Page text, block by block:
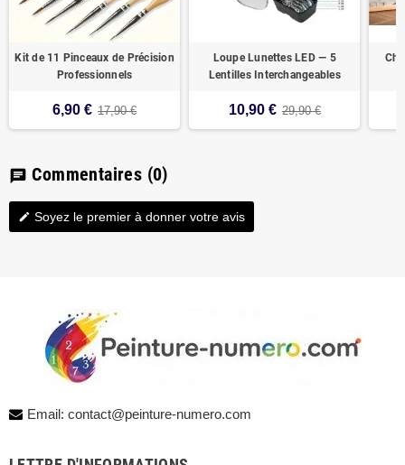
Kit de 11 Pinceaux de Précision
Professionnels
6,90 € 17,90 €
Loupe Lunettes LED — 5
Lentilles Interchangeables
10,90 € 29,90 €
chat Commentaires (0)
edit Soyez le premier à donner votre avis
Email: contact@peinture-numero.com